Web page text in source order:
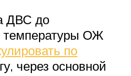
ДВС до
температуры ОЖ
по
через основной